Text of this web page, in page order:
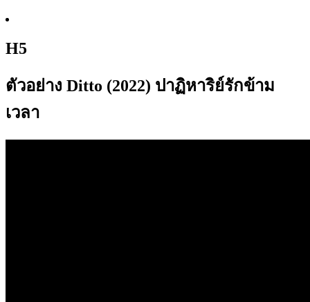
H5
ตัวอย่าง Ditto (2022) ปาฏิหาริย์รักข้าม
เวลา